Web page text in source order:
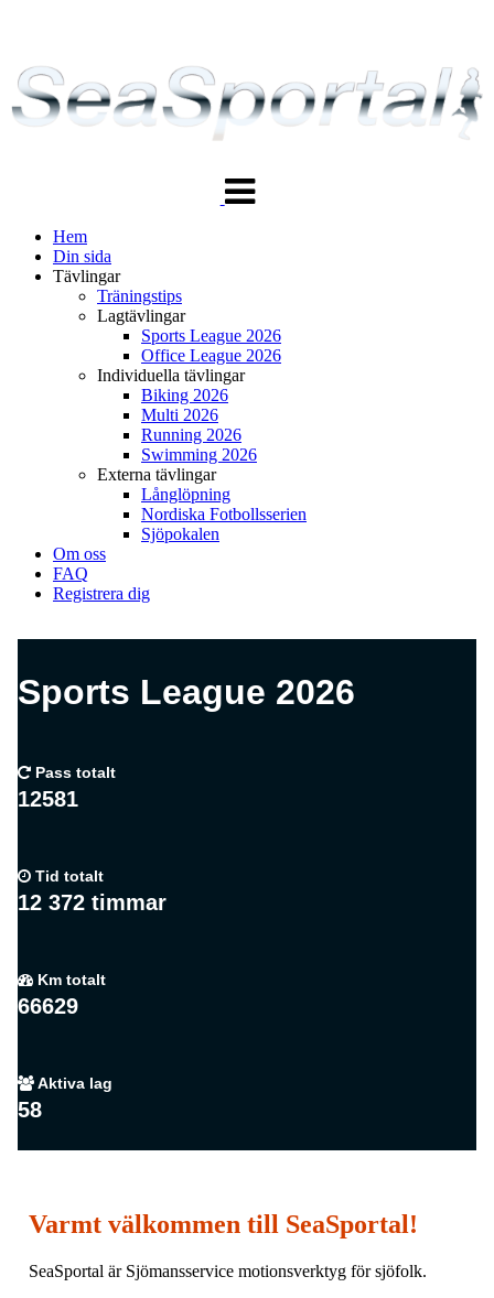
navigering
Hem
Din sida
Tävlingar
Träningstips
Lagtävlingar
Sports League 2026
Office League 2026
Individuella tävlingar
Biking 2026
Multi 2026
Running 2026
Swimming 2026
Externa tävlingar
Långlöpning
Nordiska Fotbollsserien
Sjöpokalen
Om oss
FAQ
Registrera dig
Sports League 2026
Pass totalt
12581
Tid totalt
12 372 timmar
Km totalt
66629
Aktiva lag
58
Varmt välkommen till SeaSportal!
SeaSportal är Sjömansservice motionsverktyg för sjöfolk.